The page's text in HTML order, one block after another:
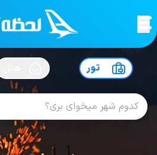
لحظه آخر
تور
تور چابهار مرداد